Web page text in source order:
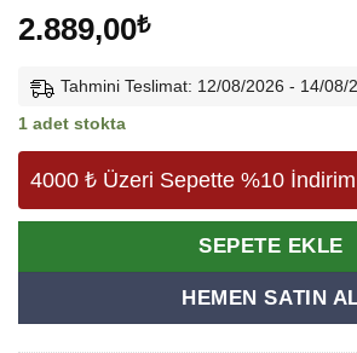
2.889,00₺
Tahmini Teslimat: 12/08/2026 - 14/08/
1 adet stokta
4000 ₺ Üzeri Sepette %10 İndirim
SEPETE EKLE
HEMEN SATIN